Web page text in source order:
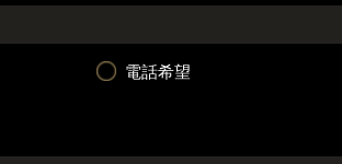
電話希望